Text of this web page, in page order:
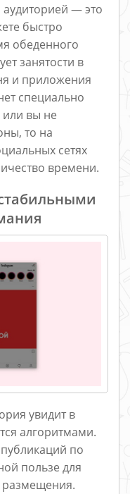
аудиторией — это
быстро
обеденного
занятости в
и приложения
специально
вы не
то на
сетях
времени.
увидит в
алгоритмами.
по
пользе для
размещения.